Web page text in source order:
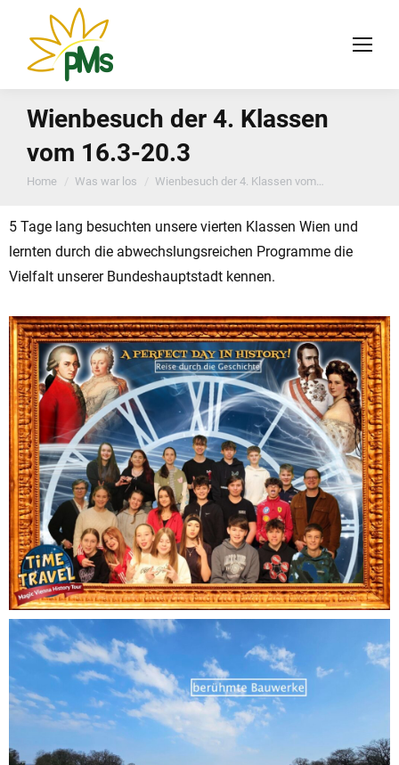
Wienbesuch der 4. Klassen
vom 16.3-20.3
You are here:
Home Was war los Wienbesuch der 4. Klassen vom…
5 Tage lang besuchten unsere vierten Klassen Wien und
lernten durch die abwechslungsreichen Programme die
Vielfalt unserer Bundeshauptstadt kennen.